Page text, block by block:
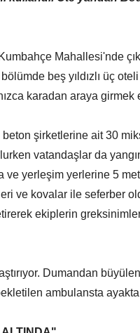
Mahallesi'nde
beş yıldızlı üç
karadan araya girmek
beton şirketlerine ait 30
vatandaşlar da
ve yerleşim yerlerine 5
ve kovalar ile seferber
ekiplerin
Dumandan
ambulansta